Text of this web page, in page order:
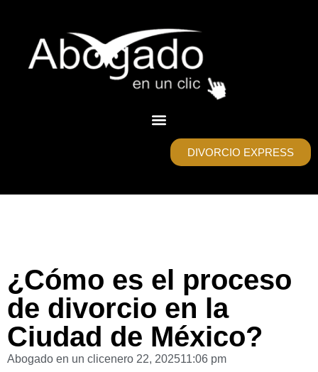
DIVORCIO EXPRESS
¿Cómo es el proceso
de divorcio en la
Ciudad de México?
Abogado en un clicenero 22, 202511:06 pm